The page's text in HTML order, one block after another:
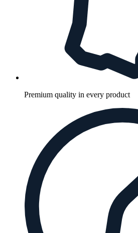
Premium quality in every product